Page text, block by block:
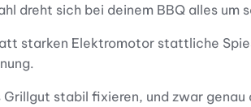
dreht sich bei deinem BBQ alles um
starken Elektromotor stattliche
stabil fixieren, und zwar